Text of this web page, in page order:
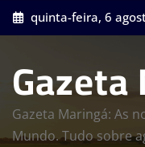
Skip
to
quinta-feira, 6
Gazeta Maringá: As
Mundo. Tudo sobre